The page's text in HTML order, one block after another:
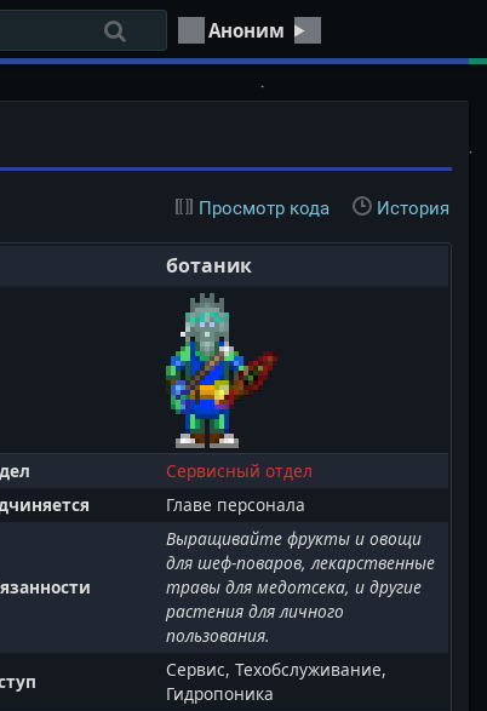
Аноним
Просмотр кода История
ботаник
Сервисный отдел
Главе персонала
Выращивайте фрукты и овощи
для шеф-поваров, лекарственные
травы для медотсека, и другие
растения для личного
пользования.
Сервис, Техобслуживание,
Гидропоника